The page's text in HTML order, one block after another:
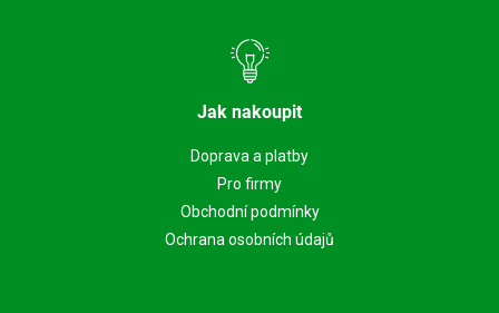
Jak nakoupit
Doprava a platby
Pro firmy
Obchodní podmínky
Ochrana osobních údajů